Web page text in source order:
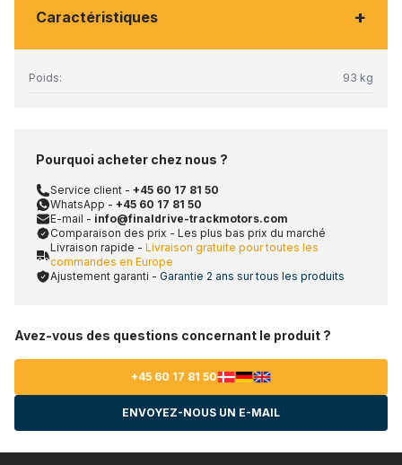
Caractéristiques +
Poids: 93 kg
Pourquoi acheter chez nous ?
Service client - +45 60 17 81 50
WhatsApp - +45 60 17 81 50
E-mail - info@finaldrive-trackmotors.com
Comparaison des prix - Les plus bas prix du marché
Livraison rapide - Livraison gratuite pour toutes les
commandes en Europe
Ajustement garanti - Garantie 2 ans sur tous les produits
Avez-vous des questions concernant le produit ?
+45 60 17 81 50
ENVOYEZ-NOUS UN E-MAIL